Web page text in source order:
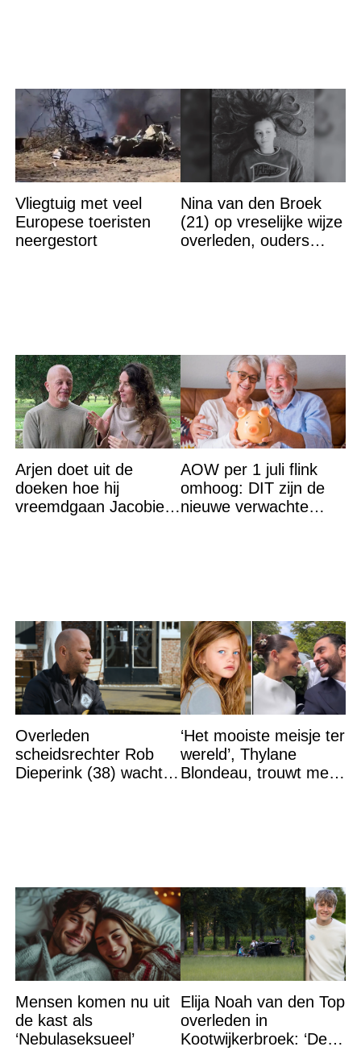
Vliegtuig met veel
Europese toeristen
neergestort
Nina van den Broek
(21) op vreselijke wijze
overleden, ouders
Arjen doet uit de
doeken hoe hij
vreemdgaan Jacobien
AOW per 1 juli flink
omhoog: DIT zijn de
nieuwe verwachte
Overleden
scheidsrechter Rob
Dieperink (38) wachtte
‘Het mooiste meisje ter
wereld’, Thylane
Blondeau, trouwt met
Mensen komen nu uit
de kast als
‘Nebulaseksueel’
Elija Noah van den Top
overleden in
Kootwijkerbroek: ‘De